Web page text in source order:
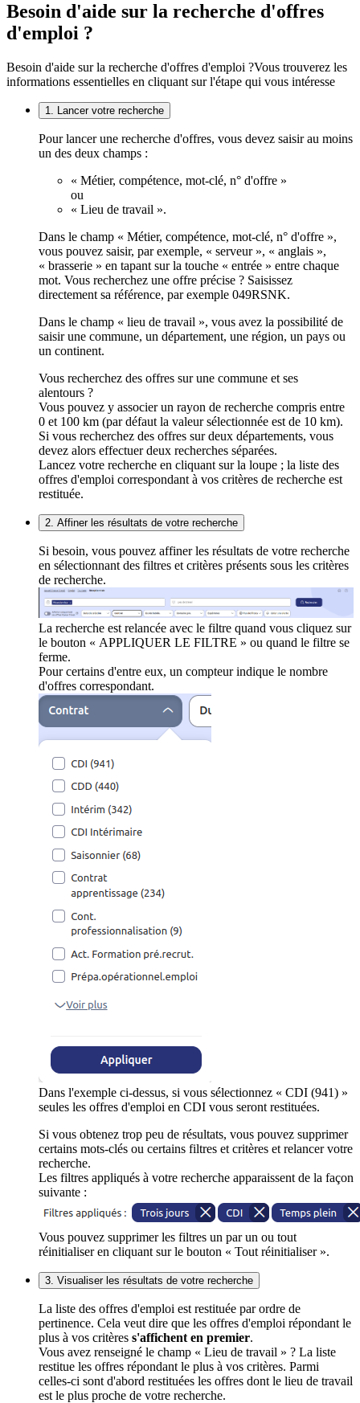
Besoin d'aide sur la recherche d'offres
d'emploi ?
Besoin d'aide sur la recherche d'offres d'emploi ?Vous trouverez les
informations essentielles en cliquant sur l'étape qui vous intéresse
1. Lancer votre recherche
Pour lancer une recherche d'offres, vous devez saisir au moins
un des deux champs :
« Métier, compétence, mot-clé, n° d'offre »
ou
« Lieu de travail ».
Dans le champ « Métier, compétence, mot-clé, n° d'offre »,
vous pouvez saisir, par exemple, « serveur », « anglais »,
« brasserie » en tapant sur la touche « entrée » entre chaque
mot. Vous recherchez une offre précise ? Saisissez
directement sa référence, par exemple 049RSNK.
Dans le champ « lieu de travail », vous avez la possibilité de
saisir une commune, un département, une région, un pays ou
un continent.
Vous recherchez des offres sur une commune et ses
alentours ?
Vous pouvez y associer un rayon de recherche compris entre
0 et 100 km (par défaut la valeur sélectionnée est de 10 km).
Si vous recherchez des offres sur deux départements, vous
devez alors effectuer deux recherches séparées.
Lancez votre recherche en cliquant sur la loupe ; la liste des
offres d'emploi correspondant à vos critères de recherche est
restituée.
2. Affiner les résultats de votre recherche
Si besoin, vous pouvez affiner les résultats de votre recherche
en sélectionnant des filtres et critères présents sous les critères
de recherche.
La recherche est relancée avec le filtre quand vous cliquez sur
le bouton « APPLIQUER LE FILTRE » ou quand le filtre se
ferme.
Pour certains d'entre eux, un compteur indique le nombre
d'offres correspondant.
Dans l'exemple ci-dessus, si vous sélectionnez « CDI (941) »
seules les offres d'emploi en CDI vous seront restituées.
Si vous obtenez trop peu de résultats, vous pouvez supprimer
certains mots-clés ou certains filtres et critères et relancer votre
recherche.
Les filtres appliqués à votre recherche apparaissent de la façon
suivante :
Vous pouvez supprimer les filtres un par un ou tout
réinitialiser en cliquant sur le bouton « Tout réinitialiser ».
3. Visualiser les résultats de votre recherche
La liste des offres d'emploi est restituée par ordre de
pertinence. Cela veut dire que les offres d'emploi répondant le
plus à vos critères s'affichent en premier.
Vous avez renseigné le champ « Lieu de travail » ? La liste
restitue les offres répondant le plus à vos critères. Parmi
celles-ci sont d'abord restituées les offres dont le lieu de travail
est le plus proche de votre recherche.